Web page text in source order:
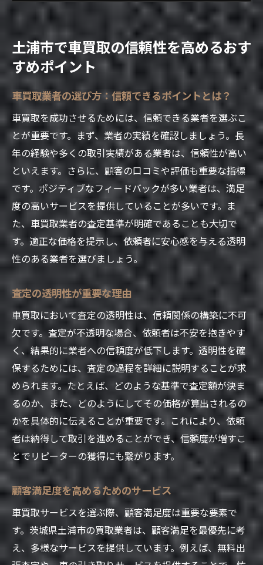
顧客満足度を高めるためのサービス
迅速な対応が信頼性を左右する
地域密着型のサービスのメリット
土浦市での高価買取事例
車買取サービスを利用する際の重要なチェック
ポイント
契約前に確認すべき書類と条件
査定プロセスの流れを理解する
買取金額の妥当性を見極める方法
車買取におけるトラブルを防ぐために
口コミやレビューのチェック方法
担当者の専門知識を見極める
茨城県土浦市の実績豊富な車買取業者を選ぶ理
由
地元での実績が信頼の証
地元ならではの市場理解の強み
顧客に寄り添った対応が評判
豊富な取引実績が示す信頼性
地域社会への貢献と信頼構築
車買取で信頼を得るための透明性と迅速な対応
査定から買取までのスピード感
透明性の高い査定プロセスとは
秘密厳守での対応の重要性
オンライン査定の利便性と信頼性
顧客の不安を解消するコミュニケーション
土浦市での迅速な現金化の事例
茨城県で高価買取を実現する買取業者の特徴
土浦市で車買取の信頼性を高めるおす
すめポイント
車買取業者の選び方：信頼できるポイントとは？
車買取を成功させるためには、信頼できる業者を選ぶこ
とが重要です。まず、業者の実績を確認しましょう。長
年の経験や多くの取引実績がある業者は、信頼性が高い
といえます。さらに、顧客の口コミや評価も重要な指標
です。ポジティブなフィードバックが多い業者は、満足
度の高いサービスを提供していることが多いです。ま
た、車買取業者の査定基準が明確であることも大切で
す。適正な価格を提示し、依頼者に安心感を与える透明
性のある業者を選びましょう。
査定の透明性が重要な理由
車買取において査定の透明性は、信頼関係の構築に不可
欠です。査定が不透明な場合、依頼者は不安を抱きやす
く、結果的に業者への信頼度が低下します。透明性を確
保するためには、査定の過程を詳細に説明することが求
められます。たとえば、どのような基準で査定額が決ま
るのか、また、どのようにしてその価格が算出されるの
かを具体的に伝えることが重要です。これにより、依頼
者は納得して取引を進めることができ、信頼度が増すこ
とでリピーターの獲得にも繋がります。
顧客満足度を高めるためのサービス
車買取サービスを選ぶ際、顧客満足度は重要な要素で
す。茨城県土浦市の買取業者は、顧客満足を最優先に考
え、多様なサービスを提供しています。例えば、無料出